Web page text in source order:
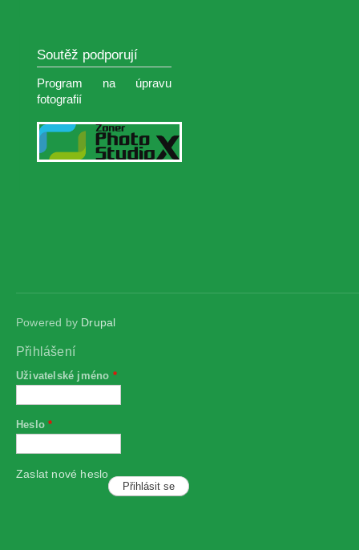
Soutěž podporují
Program na úpravu
fotografií
Powered by Drupal
Přihlášení
Uživatelské jméno *
Heslo*
Zaslat nové heslo